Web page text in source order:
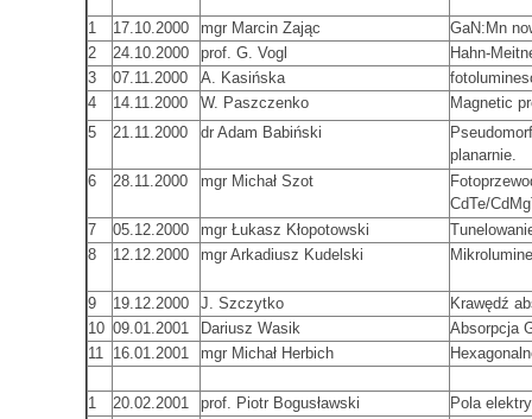
1 17.10.2000 mgr Marcin Zając
GaN:Mn
2
24.10.2000 prof. G. Vogl
Hahn-
3
07.11.2000 A. Kasińska
4
14.11.2000 W. Paszczenko
Magnetic
5
21.11.2000 dr Adam Babiński
planarnie.
6
28.11.2000 mgr Michał Szot
CdTe/
7
05.12.2000 mgr Łukasz Kłopotowski
8
12.12.2000 mgr Arkadiusz Kudelski
9 19.12.2000 J. Szczytko
Krawędź
10 09.01.2001 Dariusz Wasik
Absorpcja
11 16.01.2001 mgr Michał Herbich
1 20.02.2001 prof. Piotr Bogusławski
Pola